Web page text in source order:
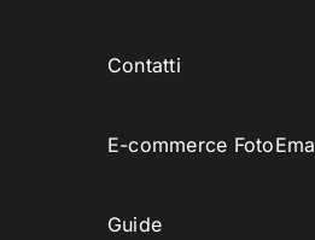
Contatti
E-commerce FotoEma
Guide